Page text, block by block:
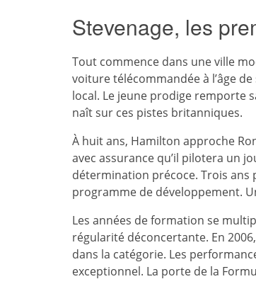
Stevenage, les
Tout commence dans une ville
voiture télécommandée à l’âge
local. Le jeune prodige remporte
naît sur ces pistes britanniques.
À huit ans, Hamilton approche
avec assurance qu’il pilotera un
détermination précoce. Trois ans
programme de développement.
Les années de formation se
régularité déconcertante. En
dans la catégorie. Les
exceptionnel. La porte de la